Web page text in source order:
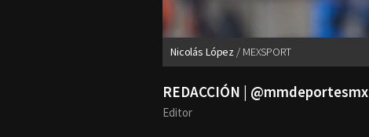
Nicolás López MEXSPORT
REDACCIÓN | @mmdeportesmx
Editor